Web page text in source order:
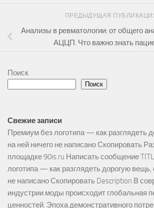
ПРЕДЫДУЩАЯ
Анализы в ревматологии: от общего
АЦЦП. Что важно знать
Поиск
Поиск
Свежие записи
Премиум без логотипа — как разглядеть
на ней ничего не написано Скопировать
площадке 90is.ru Написать сообщение
логотипа — как разглядеть дорогую вещь,
не написано Скопировать Description В
индустрии моды происходит глобальная
ценностей. Эпоха демонстративного